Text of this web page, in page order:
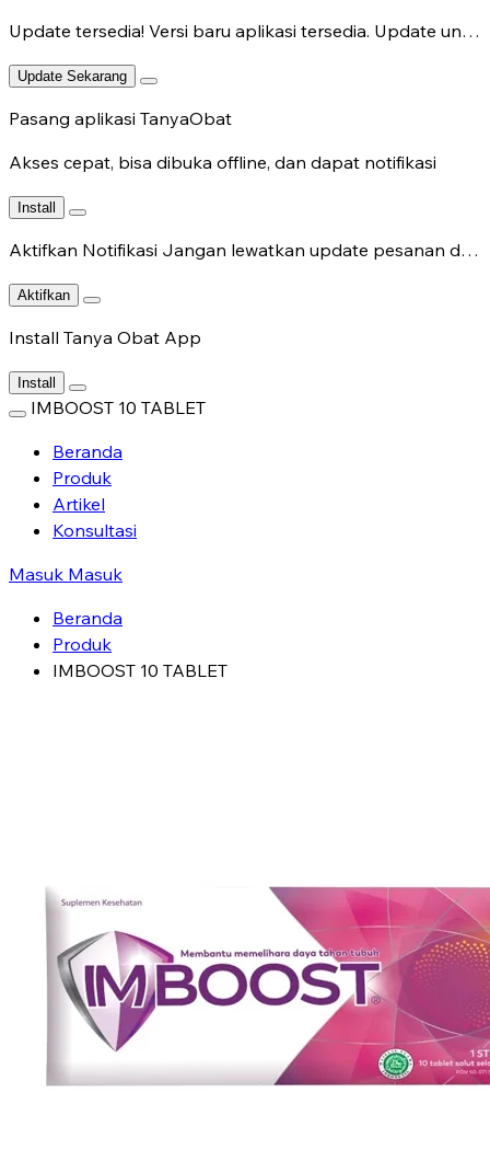
Update tersedia! Versi baru aplikasi tersedia. Update untuk fitur terbaru.
Update Sekarang
Pasang aplikasi TanyaObat
Akses cepat, bisa dibuka offline, dan dapat notifikasi
Install
Aktifkan Notifikasi Jangan lewatkan update pesanan dan chat dokter.
Aktifkan
Install Tanya Obat App
Install
IMBOOST 10 TABLET
Beranda
Produk
Artikel
Konsultasi
Masuk Masuk
Beranda
Produk
IMBOOST 10 TABLET